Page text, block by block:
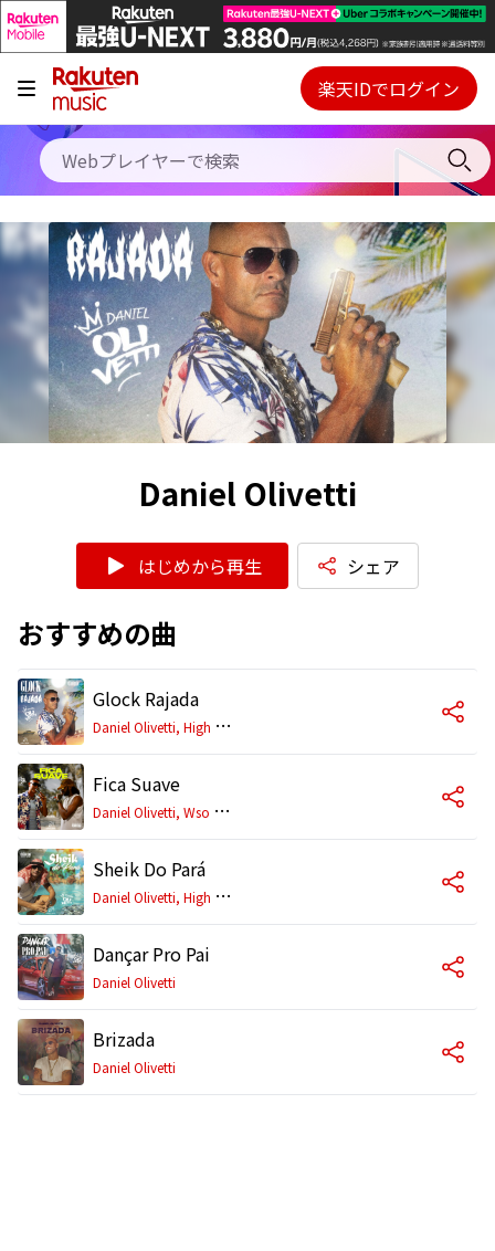
キャンペーン
料金プラン
使い方
初回30日間無料お試し
Webプレイヤー
ご契約内容の確認・変更
楽天IDでログイン
Daniel Olivetti
はじめから再生 シェア
おすすめの曲
Glock Rajada
D
aniel Olivetti, High Level Pro
Fica Suave
D
aniel Olivetti, Wso Mc, High Level Pro
Sheik Do Pará
D
aniel Olivetti, High Level Pro
Dançar Pro Pai
Daniel Olivetti
Brizada
Daniel Olivetti